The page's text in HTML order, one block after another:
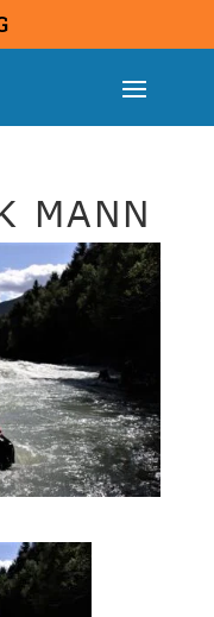
MANN